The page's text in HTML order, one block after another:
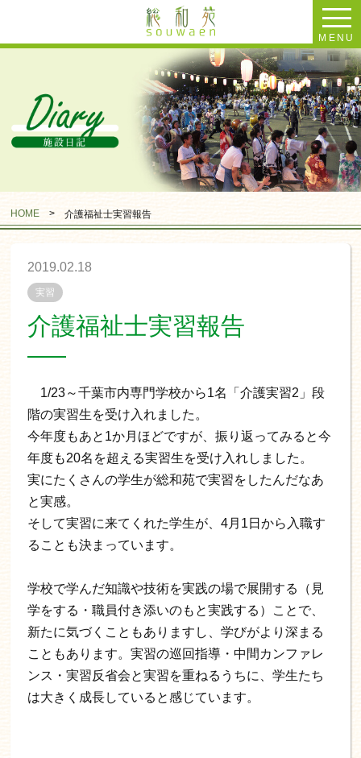
MENU
HOME >介護福祉士実習報告
2019.02.18
実習
介護福祉士実習報告
1/23～千葉市内専門学校から1名「介護実習2」段
階の実習生を受け入れました。
今年度もあと1か月ほどですが、振り返ってみると今
年度も20名を超える実習生を受け入れしました。
実にたくさんの学生が総和苑で実習をしたんだなあ
と実感。
そして実習に来てくれた学生が、4月1日から入職す
ることも決まっています。
学校で学んだ知識や技術を実践の場で展開する（見
学をする・職員付き添いのもと実践する）ことで、
新たに気づくこともありますし、学びがより深まる
こともあります。実習の巡回指導・中間カンファレ
ンス・実習反省会と実習を重ねるうちに、学生たち
は大きく成長していると感じています。